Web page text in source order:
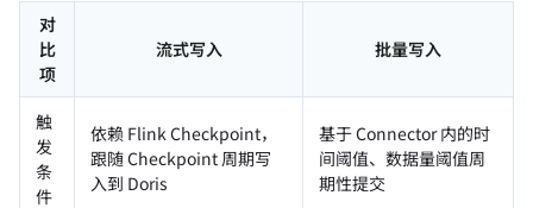
对
比
项
流式写入 批量写入
触
发
条
件
依赖 Flink Checkpoint，
跟随 Checkpoint 周期写
入到 Doris
基于 Connector 内的时
间阈值、数据量阈值周
期性提交